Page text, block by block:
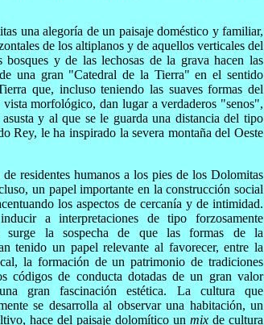
una alegoría de un paisaje doméstico y familiar,
de los altiplanos y de aquellos verticales del
y de las lechosas de la grava hacen las
una gran "Catedral de la Tierra" en el sentido
que, incluso teniendo las suaves formas del
morfológico, dan lugar a verdaderos "senos",
y al que se le guarda una distancia del tipo
Rey, le ha inspirado la severa montaña del Oeste
de residentes humanos a los pies de los Dolomitas
un papel importante en la construcción social
los aspectos de cercanía y de intimidad.
a interpretaciones de tipo forzosamente
surge la sospecha de que las formas de la
tenido un papel relevante al favorecer, entre la
la formación de un patrimonio de tradiciones
códigos de conducta dotadas de un gran valor
gran fascinación estética. La cultura que
se desarrolla al observar una habitación, un
hace del paisaje dolomítico un mix de cultura